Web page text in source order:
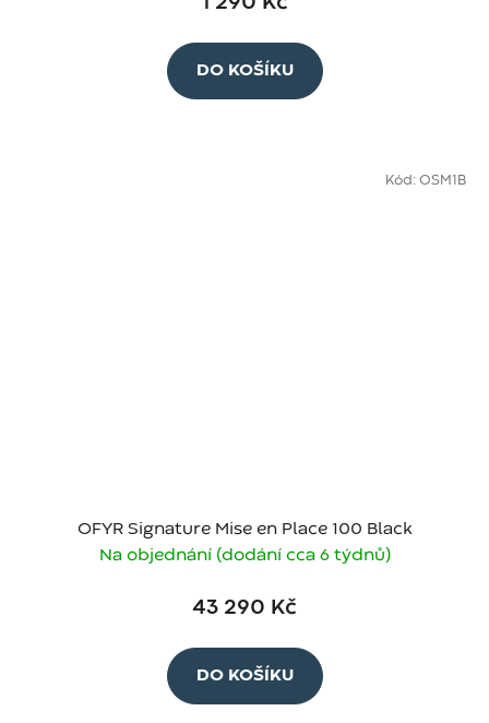
DO KOŠÍKU
OFYR Signature Mise en Place 100 Black
Na objednání (dodání cca 6 týdnů)
43 290 Kč
DO KOŠÍKU
Kód: OSM1B